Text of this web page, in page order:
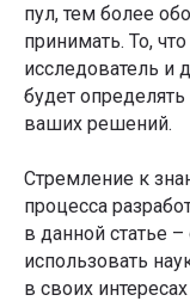
пул, тем более
принимать. То,
исследователь и
будет
ваших решений.
Стремление к
процесса
в данной статье
использовать
в своих